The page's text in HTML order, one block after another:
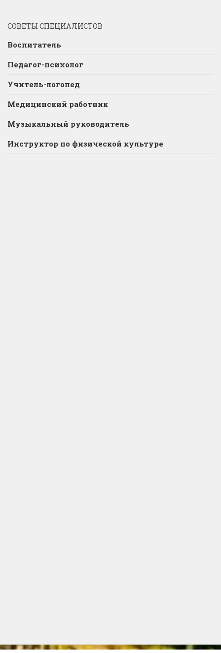
СОВЕТЫ СПЕЦИАЛИСТОВ
Воспитатель
Педагог-психолог
Учитель-логопед
Медицинский работник
Музыкальный руководитель
Инструктор по физической культуре